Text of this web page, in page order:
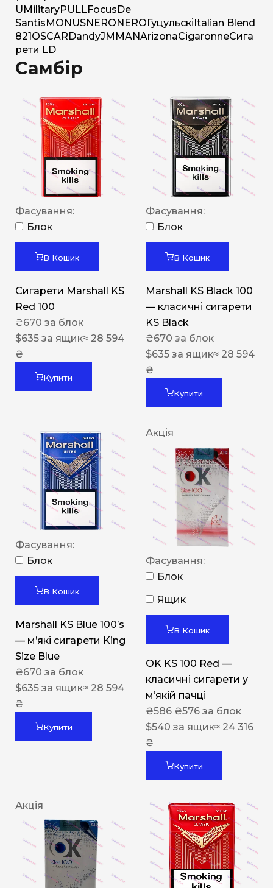
U MilitaryPULLFocus De
Santis MONUSNERO NERO Гуцульскі Italian Blend
821 OSCAR DandyJM MANArizonaCigaronneСига
рети LD
Самбір
Фасування:
Блок
В Кошик
Сигарети Marshall KS
Red 100
₴670 за блок
$635 за ящик≈ 28 594
₴
Купити
Фасування:
Блок
В Кошик
Marshall KS Black 100
— класичні сигарети
KS Black
₴670 за блок
$635 за ящик≈ 28 594
₴
Купити
Фасування:
Блок
В Кошик
Marshall KS Blue 100’s
— м’які сигарети King
Size Blue
₴670 за блок
$635 за ящик≈ 28 594
₴
Купити
Акція
Фасування:
Блок
Ящик
В Кошик
OK KS 100 Red —
класичні сигарети у
м’якій пачці
₴586 ₴576 за блок
$540 за ящик≈ 24 316
₴
Купити
Акція